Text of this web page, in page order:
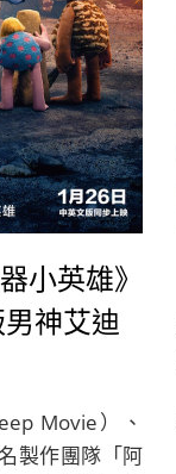
小英雄》
神艾迪
Movie）、
製作團隊「阿